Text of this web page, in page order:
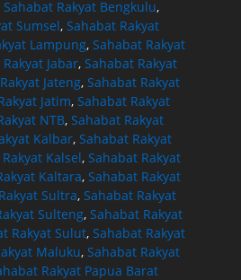
Sahabat Rakyat Bengkulu,
Sumsel, Sahabat Rakyat
Lampung,Sahabat Rakyat
Jabar,Sahabat Rakyat
Jateng, Sahabat Rakyat
Jatim, Sahabat Rakyat
NTB,Sahabat Rakyat
Kalbar,Sahabat Rakyat
Kalsel,Sahabat Rakyat
Kaltara,Sahabat Rakyat
Sultra, Sahabat Rakyat
Sulteng,Sahabat Rakyat
Rakyat Sulut,Sahabat Rakyat
Maluku,Sahabat Rakyat
Rakyat Papua Barat